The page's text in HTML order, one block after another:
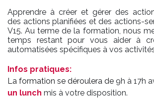
Apprendre à créer et gérer des
des actions planifiées et des actions-
V15.Au terme de la formation, nous
temps restant pour vous aider à
automatisées spécifiques à vos
Infos pratiques:
La formation se déroulera de 9h à 17h
un lunch mis à votre disposition.